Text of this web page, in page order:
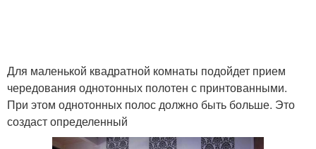
Для маленькой квадратной комнаты подойдет прием
чередования однотонных полотен с принтованными.
При этом однотонных полос должно быть больше. Это
создаст определенный